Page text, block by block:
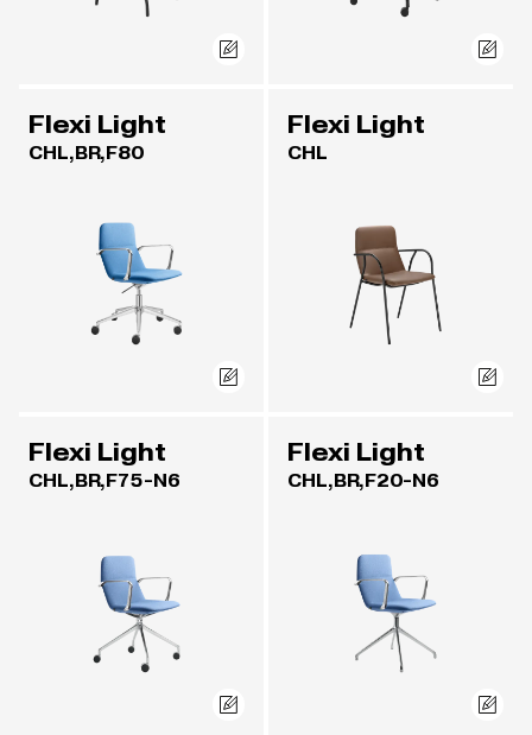
Flexi Light
CHL,BR,F80
Flexi Light
CHL
Flexi Light
CHL,BR,F75-N6
Flexi Light
CHL,BR,F20-N6